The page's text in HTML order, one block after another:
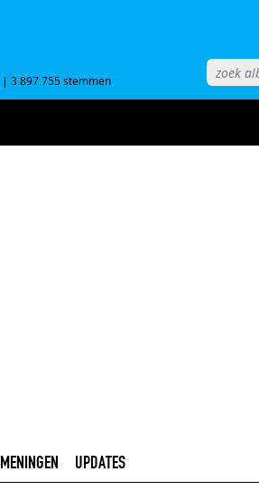
| 3.897.755 stemmen
MENINGEN UPDATES